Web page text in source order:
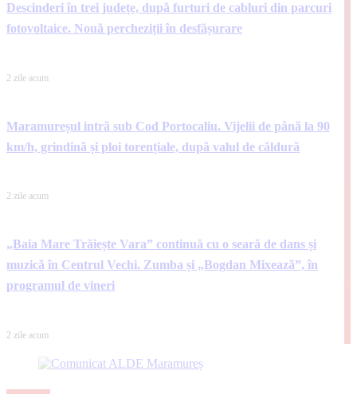
Descinderi în trei județe, după furturi de cabluri din parcuri
fotovoltaice. Nouă percheziții în desfășurare
2 zile acum
Maramureșul intră sub Cod Portocaliu. Vijelii de până la 90
km/h, grindină și ploi torențiale, după valul de căldură
2 zile acum
„Baia Mare Trăiește Vara” continuă cu o seară de dans și
muzică în Centrul Vechi. Zumba și „Bogdan Mixează”, în
programul de vineri
2 zile acum